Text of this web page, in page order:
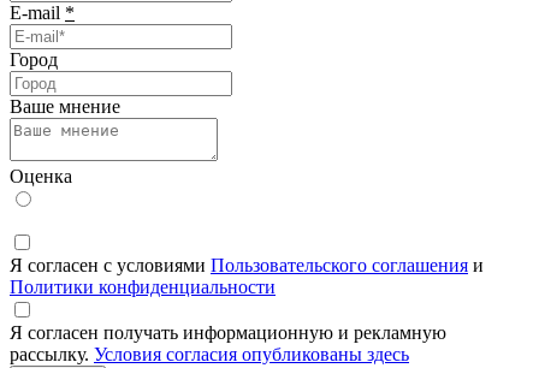
E-mail *
Город
Ваше мнение
Оценка
Я согласен с условиями Пользовательского соглашения и
Политики конфиденциальности
Я согласен получать информационную и рекламную
рассылку. Условия согласия опубликованы здесь